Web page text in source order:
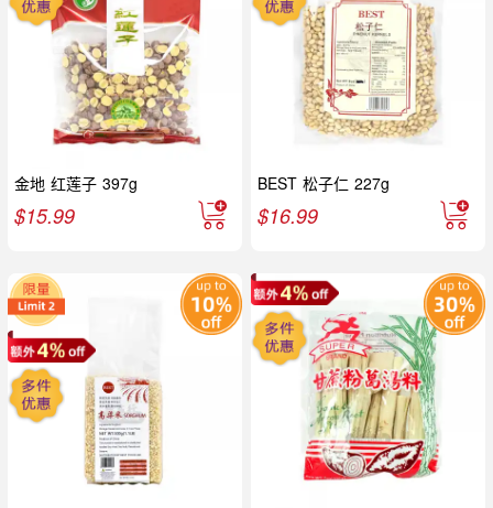
金地 红莲子 397g
$15.99
BEST 松子仁 227g
$16.99